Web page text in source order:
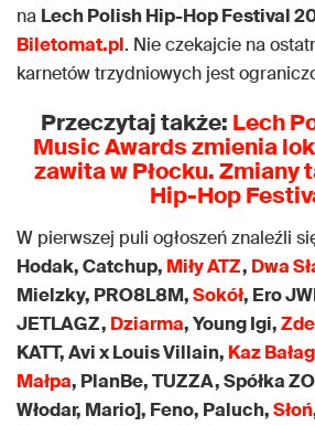
na Lech Polish Hip-Hop Festival
Biletomat.pl. Nie czekajcie na
karnetów trzydniowych jest
Przeczytaj także: Lech
Music Awards zmienia
zawita w Płocku. Zmiany
Hip-Hop
W pierwszej puli ogłoszeń znaleźli
Hodak, Catchup, Miły ATZ, Dwa
Mielzky, PRO8L8M,Sokół, Ero
JETLAGZ, Dziarma, Young Igi,
KATT, Avi x Louis Villain, Kaz
Małpa, PlanBe, TUZZA, Spółka
Włodar, Mario], Feno, Paluch,Słoń